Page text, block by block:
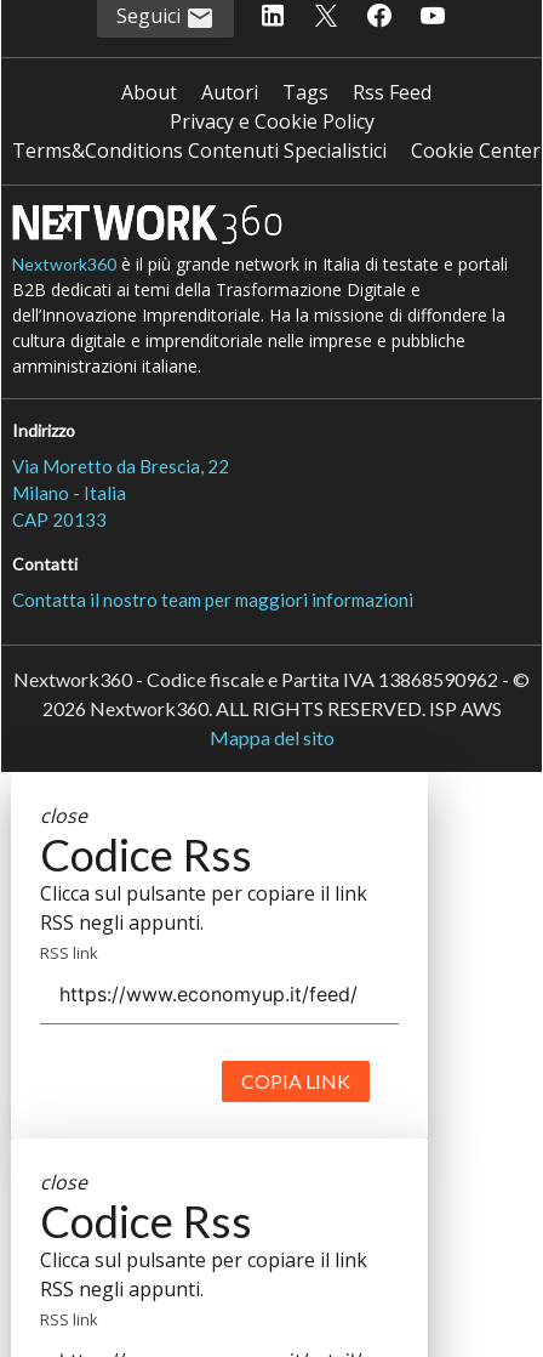
Seguici
About Autori Tags
Rss Feed
Privacy e Cookie Policy
Terms&Conditions Contenuti Specialistici
Cookie Center
Nextwork360 è il più grande network in Italia di testate e portali
B2B dedicati ai temi della Trasformazione Digitale e
dell’Innovazione Imprenditoriale. Ha la missione di diffondere la
cultura digitale e imprenditoriale nelle imprese e pubbliche
amministrazioni italiane.
Indirizzo
Via Moretto da Brescia, 22
Milano - Italia
CAP 20133
Contatti
Contatta il nostro team per maggiori informazioni
Nextwork360 - Codice fiscale e Partita IVA 13868590962 - ©
2026 Nextwork360. ALL RIGHTS RESERVED. ISP AWS
Mappa del sito
close
Codice Rss
Clicca sul pulsante per copiare il link
RSS negli appunti.
RSS link
COPIA LINK
close
Codice Rss
Clicca sul pulsante per copiare il link
RSS negli appunti.
RSS link